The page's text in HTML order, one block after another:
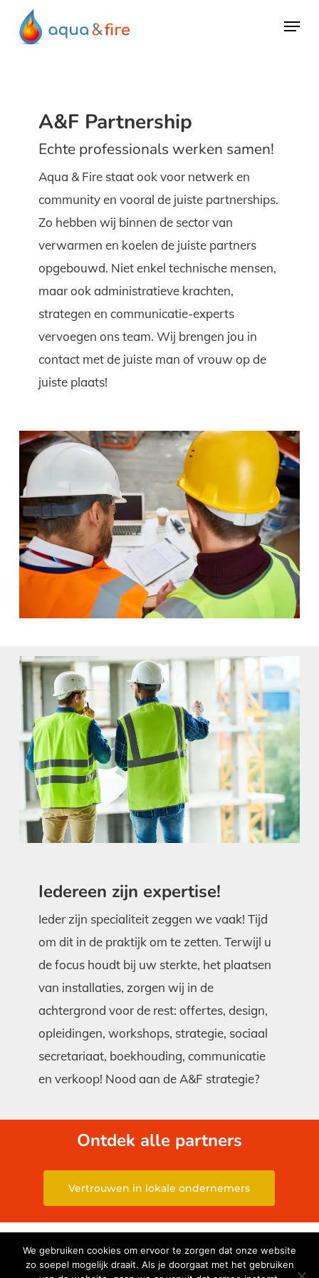
Menu
A&F Partnership
Echte professionals werken samen!
Aqua & Fire staat ook voor netwerk en
community en vooral de juiste partnerships.
Zo hebben wij binnen de sector van
verwarmen en koelen de juiste partners
opgebouwd. Niet enkel technische mensen,
maar ook administratieve krachten,
strategen en communicatie-experts
vervoegen ons team. Wij brengen jou in
contact met de juiste man of vrouw op de
juiste plaats!
Iedereen zijn expertise!
Ieder zijn specialiteit zeggen we vaak! Tijd
om dit in de praktijk om te zetten. Terwijl u
de focus houdt bij uw sterkte, het plaatsen
van installaties, zorgen wij in de
achtergrond voor de rest: offertes, design,
opleidingen, workshops, strategie, sociaal
secretariaat, boekhouding, communicatie
en verkoop! Nood aan de A&F strategie?
Ontdek alle partners
Vertrouwen in lokale ondernemers
© 2026 Aqua and Fire. - Created byWe Are Knights - BE
0690.851.717
We gebruiken cookies om ervoor te zorgen dat onze website
zo soepel mogelijk draait. Als je doorgaat met het gebruiken